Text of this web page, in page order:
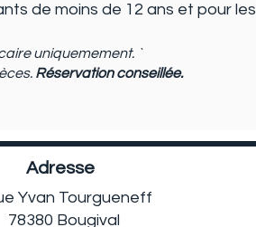
de moins de 12 ans et pour les
uniquemement. `
Réservation conseillée.
Adresse
Yvan Tourgueneff
78380 Bougival